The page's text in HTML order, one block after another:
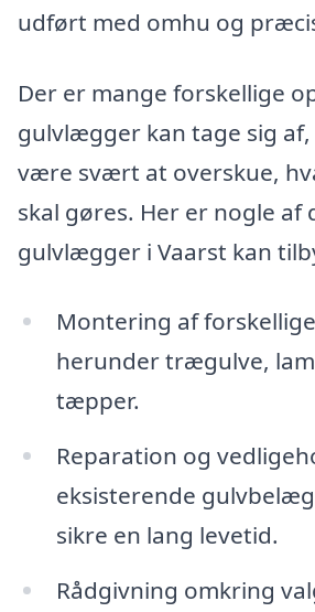
udført med omhu og
Der er mange forskellige
gulvlægger kan tage sig
være svært at overskue,
skal gøres. Her er nogle af
gulvlægger i Vaarst kan
Montering af
herunder trægulve,
tæpper.
Reparation og
eksisterende
sikre en lang levetid.
Rådgivning omkring